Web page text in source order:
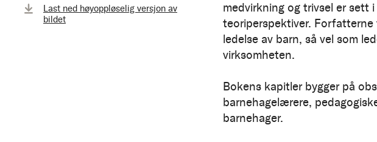
Last ned høyoppløselig versjon av
bildet
medvirkning og trivsel er sett
teoriperspektiver.
ledelse av barn, så vel som
virksomheten.
Bokens kapitler bygger på
barnehagelærere,
barnehager.